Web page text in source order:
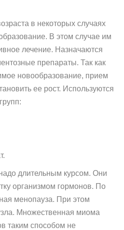
в некоторых случаях
В этом случае им
лечение. Назначаются
препараты. Так как
новообразование, прием
ее рост. Используются
длительным курсом. Они
организмом гормонов. По
менопауза. При этом
Множественная миома
таким способом не